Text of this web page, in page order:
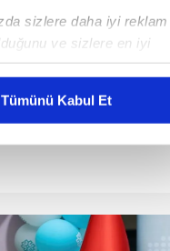
sizlere daha iyi reklam
ve sizlere en iyi
karşılamak
kullanılmaktadır. Bu
ve sizlere yönelik
Tümünü Kabul Et